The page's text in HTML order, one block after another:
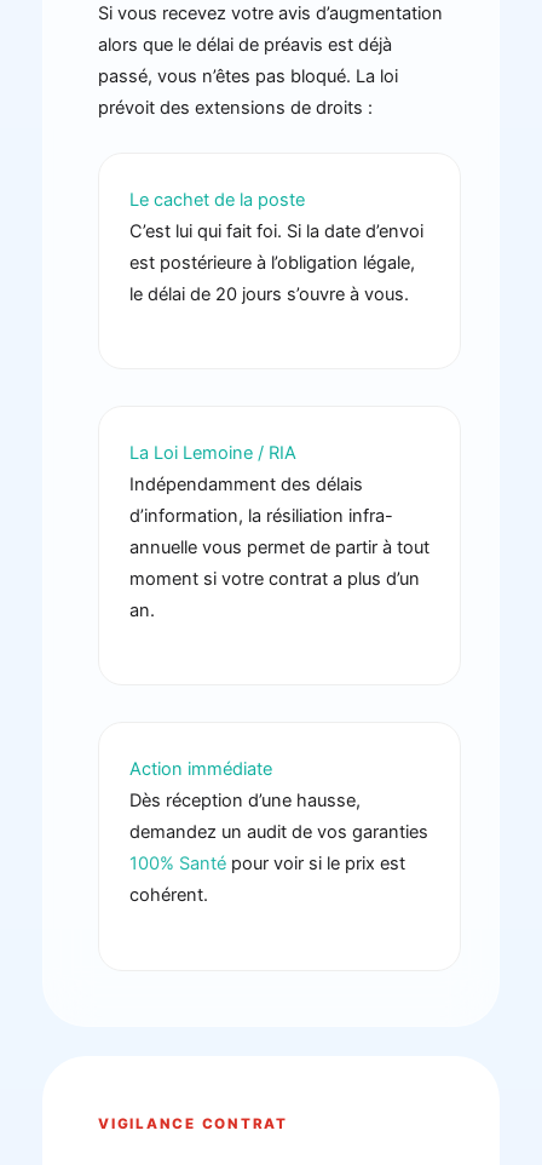
Si vous recevez votre avis d’augmentation
alors que le délai de préavis est déjà
passé, vous n’êtes pas bloqué. La loi
prévoit des extensions de droits :
Le cachet de la poste
C’est lui qui fait foi. Si la date d’envoi
est postérieure à l’obligation légale,
le délai de 20 jours s’ouvre à vous.
La Loi Lemoine / RIA
Indépendamment des délais
d’information, la résiliation infra-
annuelle vous permet de partir à tout
moment si votre contrat a plus d’un
an.
Action immédiate
Dès réception d’une hausse,
demandez un audit de vos garanties
100% Santé pour voir si le prix est
cohérent.
VIGILANCE CONTRAT